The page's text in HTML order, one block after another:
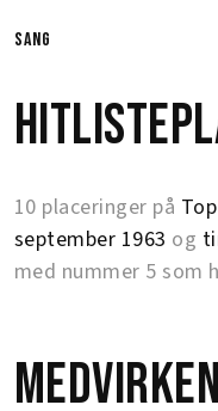
sang
10 placeringer på
september 1963 og
med nummer 5 som